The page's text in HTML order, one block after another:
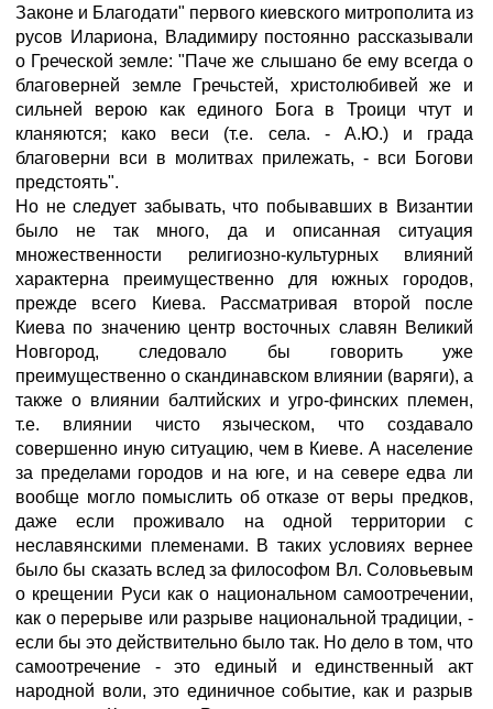
Законе и Благодати" первого киевского митрополита из
русов Илариона, Владимиру постоянно рассказывали
о Греческой земле: "Паче же слышано бе ему всегда о
благоверней земле Гречьстей, христолюбивей же и
сильней верою как единого Бога в Троици чтут и
кланяются; како веси (т.е. села. - А.Ю.) и града
благоверни вси в молитвах прилежать, - вси Богови
предстоять".
Но не следует забывать, что побывавших в Византии
было не так много, да и описанная ситуация
множественности религиозно-культурных влияний
характерна преимущественно для южных городов,
прежде всего Киева. Рассматривая второй после
Киева по значению центр восточных славян Великий
Новгород, следовало бы говорить уже
преимущественно о скандинавском влиянии (варяги), а
также о влиянии балтийских и угро-финских племен,
т.е. влиянии чисто языческом, что создавало
совершенно иную ситуацию, чем в Киеве. А население
за пределами городов и на юге, и на севере едва ли
вообще могло помыслить об отказе от веры предков,
даже если проживало на одной территории с
неславянскими племенами. В таких условиях вернее
было бы сказать вслед за философом Вл. Соловьевым
о крещении Руси как о национальном самоотречении,
как о перерыве или разрыве национальной традиции, -
если бы это действительно было так. Но дело в том, что
самоотречение - это единый и единственный акт
народной воли, это единичное событие, как и разрыв